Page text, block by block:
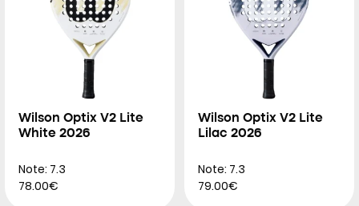
Wilson Optix V2 Lite
White 2026
Note: 7.3
78.00€
Wilson Optix V2 Lite
Lilac 2026
Note: 7.3
79.00€